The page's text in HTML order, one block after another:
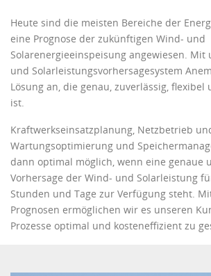
Heute sind die meisten Bereiche der
eine Prognose der zukünftigen Wind- und
Solarenergieeinspeisung angewiesen. Mit
und Solarleistungsvorhersagesystem
Lösung an, die genau, zuverlässig,
ist.
Kraftwerkseinsatzplanung, Netzbetrieb
Wartungsoptimierung und
dann optimal möglich, wenn eine genaue
Vorhersage der Wind- und Solarleistung
Stunden und Tage zur Verfügung steht.
Prognosen ermöglichen wir es unseren
Prozesse optimal und kosteneffizient zu